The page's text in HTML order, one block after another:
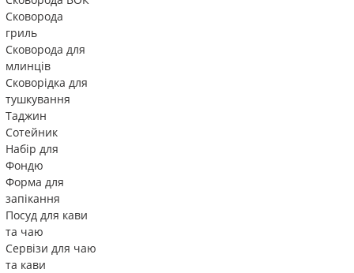
Сковорода
гриль
Сковорода для
млинців
Сковорідка для
тушкування
Таджин
Сотейник
Набір для
Фондю
Форма для
запікання
Посуд для кави
та чаю
Сервізи для чаю
та кави